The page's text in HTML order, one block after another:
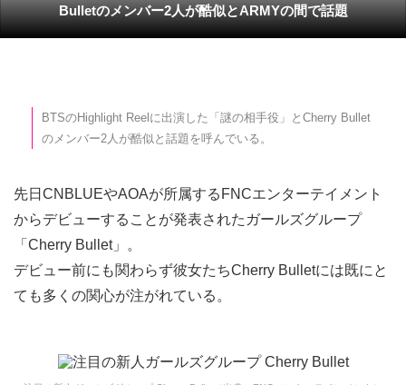
Bulletのメンバー2人が酷似とARMYの間で話題
BTSのHighlight Reelに出演した「謎の相手役」とCherry Bullet
のメンバー2人が酷似と話題を呼んでいる。
先日CNBLUEやAOAが所属するFNCエンターテイメント
からデビューすることが発表されたガールズグループ
「Cherry Bullet」。
デビュー前にも関わらず彼女たちCherry Bulletには既にと
ても多くの関心が注がれている。